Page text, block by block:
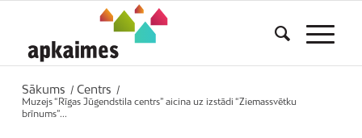
Sākums / Centrs
/
Muzejs “Rīgas Jūgendstila centrs” aicina uz izstādi “Ziemassvētku
brīnums”...